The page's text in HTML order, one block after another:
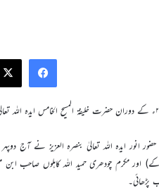
حضور انور ايدہ اللہ تعاليٰ بنصرہ العزيز نے آج
اور مکرم چودھری حمید اللہ کاہلوں صاحب ابن